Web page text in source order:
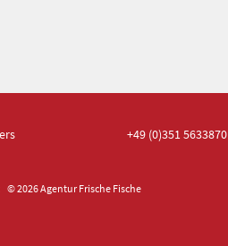
+49 (0)3515633870
© 2026 Agentur Frische Fische